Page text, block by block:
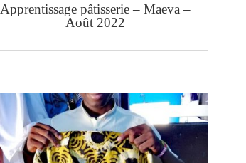
Apprentissage pâtisserie – Maeva –
Août 2022